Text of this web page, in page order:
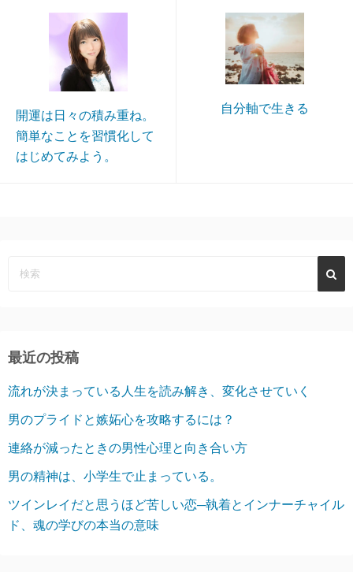
開運は日々の積み重ね。
簡単なことを習慣化して
はじめてみよう。
自分軸で生きる
最近の投稿
流れが決まっている人生を読み解き、変化させていく
男のプライドと嫉妬心を攻略するには？
連絡が減ったときの男性心理と向き合い方
男の精神は、小学生で止まっている。
ツインレイだと思うほど苦しい恋─執着とインナーチャイル
ド、魂の学びの本当の意味